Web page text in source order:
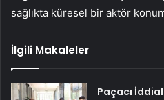
sağlıkta küresel bir aktör
İlgili Makaleler
Paçacı